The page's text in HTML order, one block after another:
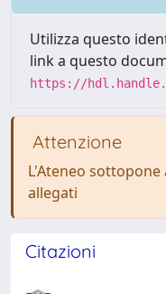
Utilizza questo
link a questo
https://
Attenzione
L'Ateneo sottopone
allegati
Citazioni